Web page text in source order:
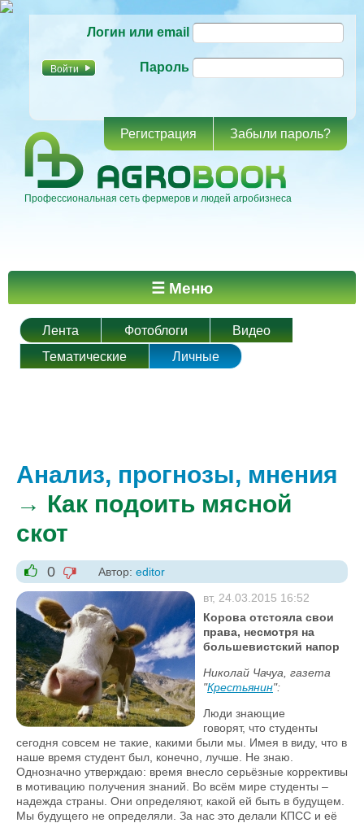
основному
Логин или email
Пароль
Регистрация Забыли пароль?
Профессиональная сеть фермеров и людей агробизнеса
Главное меню ☰ Меню
Лента Фотоблоги
Видео
Тематические
Личные
Анализ, прогнозы, мнения
→ Как подоить мясной
скот
+1
0
-1
Автор: editor
вт, 24.03.2015 16:52
Корова отстояла свои
права, несмотря на
большевистский напор
Николай Чачуа, газета
"Крестьянин":
Люди знающие
говорят, что студенты
сегодня совсем не такие, какими были мы. Имея в виду, что в
наше время студент был, конечно, лучше. Не знаю.
Однозначно утверждаю: время внесло серьёзные коррективы
в мотивацию получения знаний. Во всём мире студенты –
надежда страны. Они определяют, какой ей быть в будущем.
Мы будущего не определяли. За нас это делали КПСС и её